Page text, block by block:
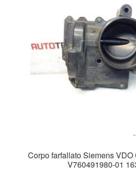
Corpo farfallato Siemens
V760491980-01